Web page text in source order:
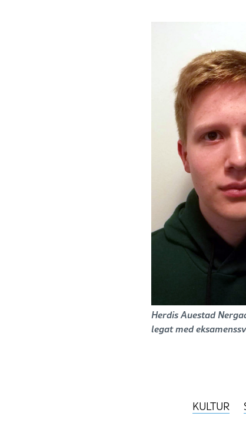
Herdis Auestad
legat med
KULTUR